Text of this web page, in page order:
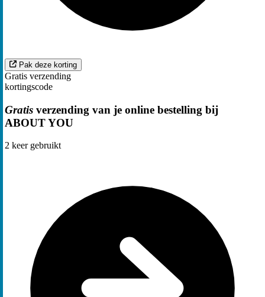
Pak deze korting
Gratis verzending
kortingscode
Gratis verzending van je online bestelling bij
ABOUT YOU
2 keer gebruikt